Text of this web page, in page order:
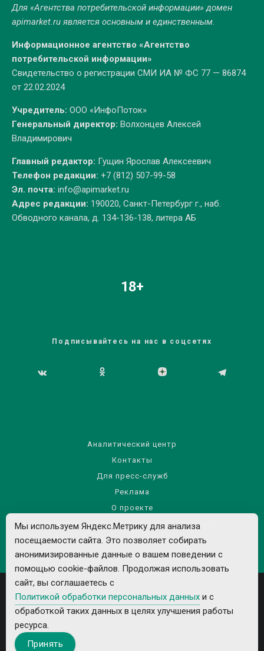
Для «Агентства потребительской информации» домен
apimarket.ruявляется основным и единственным.
Информационное агентство «Агентство
потребительской информации»
Свидетельство о регистрации СМИ ИА № ФС 77 — 86874
от 22.02.2024
Учредитель: ООО «ИнфоПоток»
Генеральный директор: Волхонцев Алексей
Владимирович
Главный редактор: Гущин Ярослав Алексеевич
Телефон редакции: +7 (812) 507-99-58
Эл. почта: info@apimarket.ru
Адрес редакции: 190020, Санкт-Петербург г., наб.
Обводного канала, д. 134-136-138, литера АБ
18+
Подписывайтесь на нас в соцсетях
Аналитический центр
Контакты
Для пресс-служб
Реклама
О проекте
Правила использования материалов сайта
Политика обработки персональных данных
Все рекламируемые товары и услуги имеют необходимые лицензии и
Мы используем Яндекс.Метрику для анализа
посещаемости сайта. Это позволяет собирать
анонимизированные данные о вашем поведении с
помощью cookie-файлов. Продолжая использовать
сайт, вы соглашаетесь с
Политикой обработки персональных данных и с
обработкой таких данных в целях улучшения работы
ресурса.
Принять